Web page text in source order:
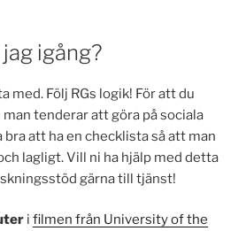
igång?
med. Följ RGs logik! För att du
tenderar att göra på sociala
bra att ha en checklista så att man
lagligt. Vill ni ha hjälp med detta
gärna till tjänst!
i filmen från University of the